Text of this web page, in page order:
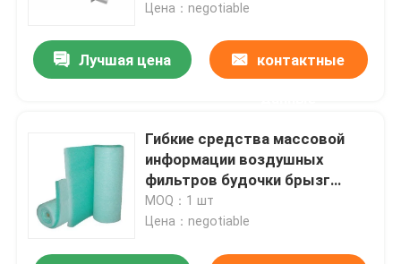
затыловкой сетки
Цена：negotiable
Лучшая цена контактные
Гибкие средства массовой
информации воздушных
фильтров будочки брызг
стеклоткани для стопа краски
MOQ：1 шт
Цена：negotiable